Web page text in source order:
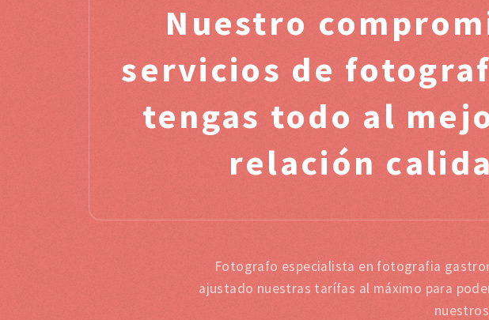
Nuestro
servicios de
tengas todo al
relación
Fotografo especialista en fotografia
ajustado nuestras tarífas al máximo para